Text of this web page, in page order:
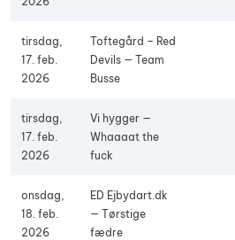
tirsdag,
17. feb.
2026
Toftegård – Red
Devils — Team
Busse
tirsdag,
17. feb.
2026
Vi hygger —
Whaaaat the
fuck
onsdag,
18. feb.
2026
ED Ejbydart.dk
— Tørstige
fædre